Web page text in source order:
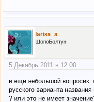
larisa_a_
ШопоБолтун
5 Декабрь 2011 в 12:00
и еще небольшой вопросик:
русского варианта
? или это не имеет